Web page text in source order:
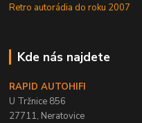
Retro autorádia do roku 2007
Kde nás najdete
RAPID AUTOHIFI
U Tržnice 856
27711, Neratovice